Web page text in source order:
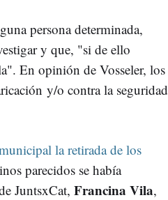
persona determinada,
y que, "si de ello
En opinión de Vosseler, los
y/o contra la seguridad
la retirada de los
parecidos se había
JuntsxCat, Francina Vila,